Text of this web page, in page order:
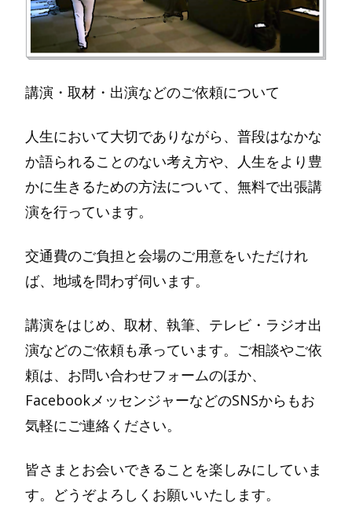
講演・取材・出演などのご依頼について
人生において大切でありながら、普段はなかな
か語られることのない考え方や、人生をより豊
かに生きるための方法について、無料で出張講
演を行っています。
交通費のご負担と会場のご用意をいただけれ
ば、地域を問わず伺います。
講演をはじめ、取材、執筆、テレビ・ラジオ出
演などのご依頼も承っています。ご相談やご依
頼は、お問い合わせフォームのほか、
FacebookメッセンジャーなどのSNSからもお
気軽にご連絡ください。
皆さまとお会いできることを楽しみにしていま
す。どうぞよろしくお願いいたします。